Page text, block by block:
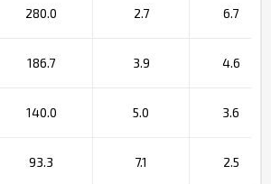
280.0 2.7 6.7
186.7 3.9 4.6
140.0 5.0 3.6
93.3 7.1 2.5